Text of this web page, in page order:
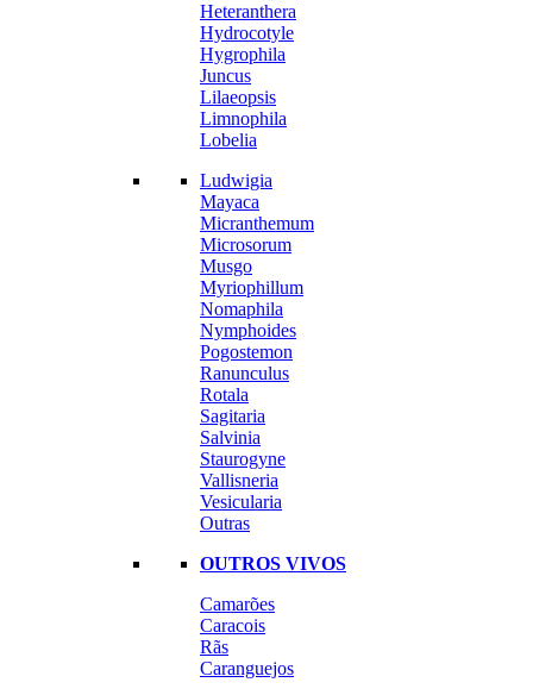
Heteranthera
Hydrocotyle
Hygrophila
Juncus
Lilaeopsis
Limnophila
Lobelia
Ludwigia
Mayaca
Micranthemum
Microsorum
Musgo
Myriophillum
Nomaphila
Nymphoides
Pogostemon
Ranunculus
Rotala
Sagitaria
Salvinia
Staurogyne
Vallisneria
Vesicularia
Outras
OUTROS VIVOS
Camarões
Caracois
Rãs
Caranguejos